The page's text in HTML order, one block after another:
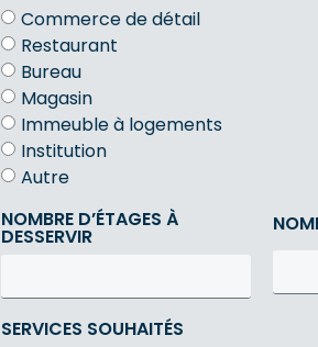
Commerce de détail
Restaurant
Bureau
Magasin
Immeuble à logements
Institution
Autre
NOMBRE D’ÉTAGES À
DESSERVIR
SERVICES SOUHAITÉS